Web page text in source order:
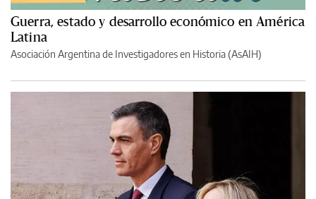
Guerra, estado y desarrollo económico en América
Latina
Asociación Argentina de Investigadores en Historia (AsAIH)